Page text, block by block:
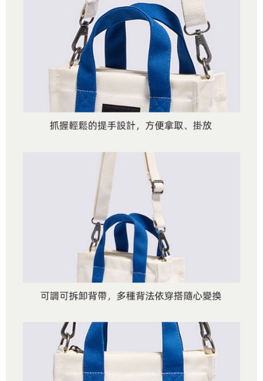
４．使用「AFTEE先享後付」時，將依據個別帳號之用戶狀況，依本公司即
時審查核予不同之上限額度；若仍有額度不足之情形，本公司將視審查結果
請求用戶進行身份認證。
５．嚴禁一人註冊多個帳號或使用他人資訊註冊。若發現惡意使用之情形，
恩沛科技股份有限公司將有權停止該用戶之使用額度並採取法律行動。